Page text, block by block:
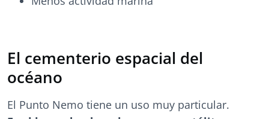
El cementerio espacial del
océano
El Punto Nemo tiene un uso muy particular.